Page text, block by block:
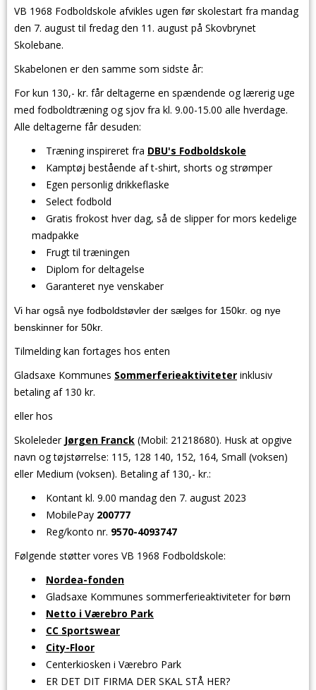
VB 1968 Fodboldskole afvikles ugen før skolestart fra mandag
den 7. august til fredag den 11. august på Skovbrynet
Skolebane.
Skabelonen er den samme som sidste år:
For kun 130,- kr. får deltagerne en spændende og lærerig uge
med fodboldtræning og sjov fra kl. 9.00-15.00 alle hverdage.
Alle deltagerne får desuden:
Træning inspireret fra DBU's Fodboldskole
Kamptøj bestående af t-shirt, shorts og strømper
Egen personlig drikkeflaske
Select fodbold
Gratis frokost hver dag, så de slipper for mors kedelige
madpakke
Frugt til træningen
Diplom for deltagelse
Garanteret nye venskaber
Vi har også nye fodboldstøvler der sælges for 150kr. og nye
benskinner for 50kr.
Tilmelding kan fortages hos enten
Gladsaxe Kommunes Sommerferieaktiviteter inklusiv
betaling af 130 kr.
eller hos
Skoleleder Jørgen Franck (Mobil: 21218680). Husk at opgive
navn og tøjstørrelse: 115, 128 140, 152, 164, Small (voksen)
eller Medium (voksen). Betaling af 130,- kr.:
Kontant kl. 9.00 mandag den 7. august 2023
MobilePay 200777
Reg/konto nr. 9570-4093747
Følgende støtter vores VB 1968 Fodboldskole:
Nordea-fonden
Gladsaxe Kommunes sommerferieaktiviteter for børn
Netto i Værebro Park
CC Sportswear
City-Floor
Centerkiosken i Værebro Park
ER DET DIT FIRMA DER SKAL STÅ HER?